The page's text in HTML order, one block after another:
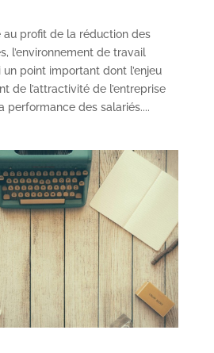
au profit de la réduction des
l’environnement de travail
un point important dont l’enjeu
de l’attractivité de l’entreprise
performance des salariés....